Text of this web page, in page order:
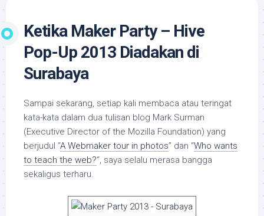
Ketika Maker Party – Hive
Pop-Up 2013 Diadakan di
Surabaya
Sampai sekarang, setiap kali membaca atau teringat
kata-kata dalam dua tulisan blog Mark Surman
(Executive Director of the Mozilla Foundation) yang
berjudul “A Webmaker tour in photos” dan “Who wants
to teach the web?“, saya selalu merasa bangga
sekaligus terharu.